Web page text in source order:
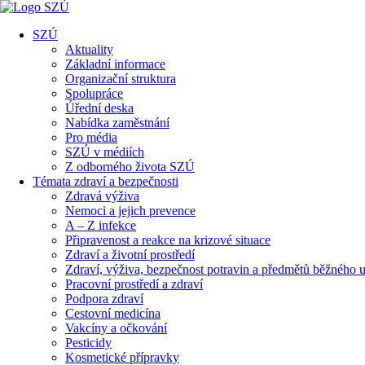
SZÚ
Aktuality
Základní informace
Organizační struktura
Spolupráce
Úřední deska
Nabídka zaměstnání
Pro média
SZÚ v médiích
Z odborného života SZÚ
Témata zdraví a bezpečnosti
Zdravá výživa
Nemoci a jejich prevence
A – Z infekce
Připravenost a reakce na krizové situace
Zdraví a životní prostředí
Zdraví, výživa, bezpečnost potravin a předmětů běžného
Pracovní prostředí a zdraví
Podpora zdraví
Cestovní medicína
Vakcíny a očkování
Pesticidy
Kosmetické přípravky